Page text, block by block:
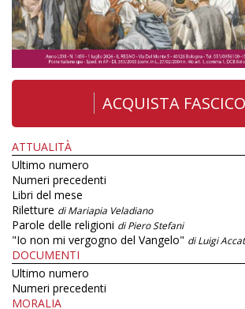
ACQUISTA
ATTUALITÀ
Ultimo numero
Numeri precedenti
Libri del mese
Riletture di Mariapia Veladiano
Parole delle religioni di Piero Stefani
"Io non mi vergogno del Vangelo" di Luigi
DOCUMENTI
Ultimo numero
Numeri precedenti
MORALIA